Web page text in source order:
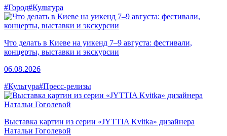
#Город#Культура
Что делать в Киеве на уикенд 7–9 августа: фестивали,
концерты, выставки и экскурсии
06.08.2026
#Культура#Пресс-релизы
Выставка картин из серии «JYTTIA Kvitka» дизайнера
Натальи Гоголевой